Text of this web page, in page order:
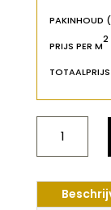
PAKINHOUD
PRIJS PER M
2
TOTAALPRIJS
GD
ELIZA
VISGRAAT